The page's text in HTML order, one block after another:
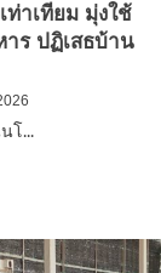
ท่าเทียม มุ่งใช้
าร ปฏิเสธบ้าน
โ...